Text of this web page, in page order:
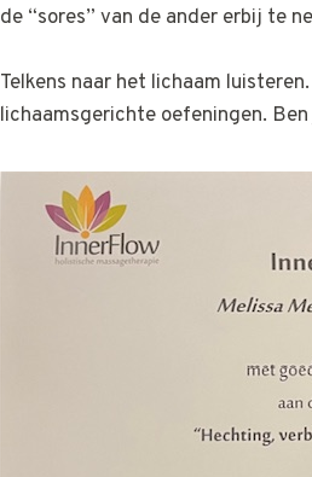
de “sores” van de ander erbij te
Telkens naar het lichaam
lichaamsgerichte oefeningen.